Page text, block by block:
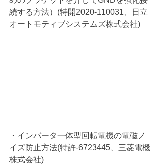
続する方法）(特開2020-110031、日立
オートモティブシステムズ株式会社)
・インバータ一体型回転電機の電磁ノ
イズ防止方法(特許-6723445、三菱電機
株式会社)